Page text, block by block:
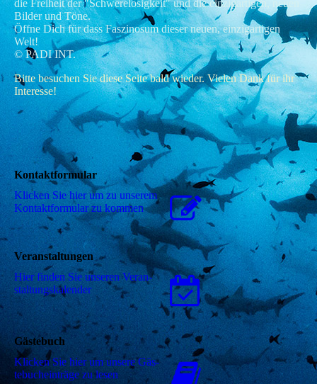
die Freiheit der "Schwerelosigkeit" und die einzigartigen, neuen
Bilder und Töne.
Öffne Dich für dass Faszinosum dieser neuen, einzigartigen
Welt!
© PADI INT.
Bitte besuchen Sie diese Seite bald wieder. Vielen Dank für ihr
Interesse!
Kontaktformular
Klicken Sie hier um zu unserem
Kon­takt­for­mu­lar zu kommen
Veranstaltungen
Hier finden Sie unseren Ver­an­
stal­tungs­ka­len­der
Gästebuch
Klicken Sie hier um unsere Gäs­
te­buch­ein­trä­ge zu lesen